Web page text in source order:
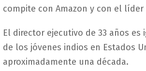
compite con Amazon y con el
El director ejecutivo de 33 años
de los jóvenes indios en Estados
aproximadamente una década.